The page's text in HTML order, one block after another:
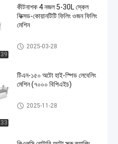
কীটনাশক 4 নজল 5-30L স্কেল
ফিক্সড-কোয়ানটিটি ফিলিং ওজন ফিলিং
মেশিন
রাসায়নিক তরল ভর্তি মেশিন
2025-03-28
টিএন-১৫০ অটো হাই-স্পিড লেবেলিং
মেশিন (৭০০০ বিপিএইচ)
স্বয়ংক্রিয় স্টিকার লেবেল মেশিন
2025-11-28